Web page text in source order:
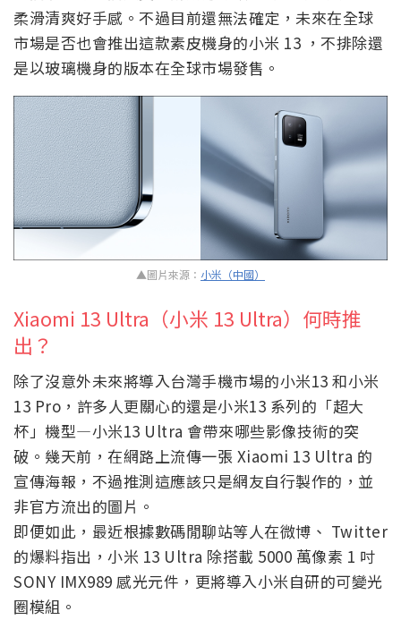
柔滑清爽好手感。不過目前還無法確定，未來在全球
市場是否也會推出這款素皮機身的小米 13 ，不排除還
是以玻璃機身的版本在全球市場發售。
▲圖片來源： 小米（中國）
Xiaomi 13 Ultra（小米 13 Ultra）何時推
出？
除了沒意外未來將導入台灣手機市場的小米13 和小米
13 Pro，許多人更關心的還是小米13 系列的「超大
杯」機型—小米13 Ultra 會帶來哪些影像技術的突
破。幾天前，在網路上流傳一張 Xiaomi 13 Ultra 的
宣傳海報，不過推測這應該只是網友自行製作的，並
非官方流出的圖片。
即便如此，最近根據數碼閒聊站等人在微博、 Twitter
的爆料指出，小米 13 Ultra 除搭載 5000 萬像素 1 吋
SONY IMX989 感光元件，更將導入小米自研的可變光
圈模組。